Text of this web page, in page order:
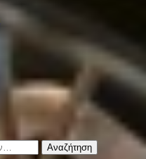
Αναζήτηση